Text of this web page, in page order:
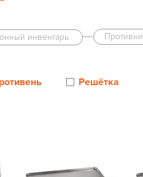
инвентарь Противни
Решётка